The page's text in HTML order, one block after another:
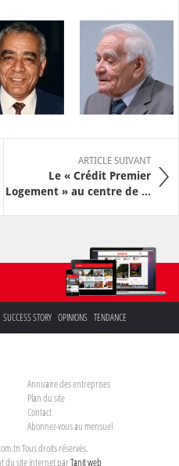
ARTICLE SUIVANT
Le « Crédit Premier
Logement » au centre de ...
SUCCESS STORY OPINIONS TENDANCE
Annuaire des entreprises
Plan du site
Contact
Abonnez-vous au mensuel
Tous droits réservés.
du site internet parTanit web